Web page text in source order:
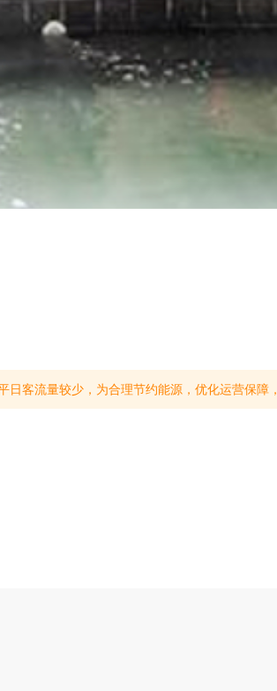
日，暂停营业:周一、周二、周三、周四特别说明:如有团队前来，提前预约沟通，温泉可临时开放。温